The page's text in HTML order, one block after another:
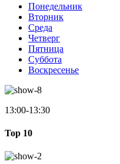
Понедельник
Вторник
Среда
Четверг
Пятница
Суббота
Воскресенье
13:00-13:30
Top 10